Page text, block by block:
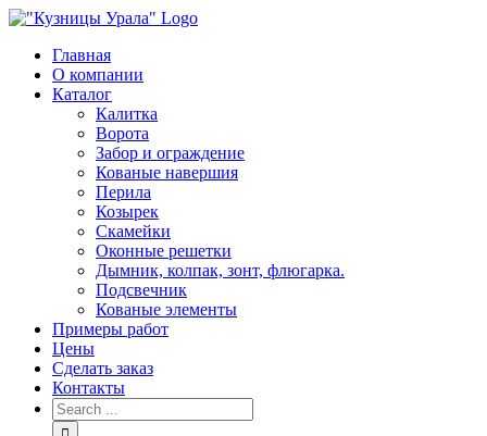
Skip
contentГлавная
О компании
Каталог
Калитка
Ворота
Забор и ограждение
Кованые навершия
Перила
Козырек
Скамейки
Оконные решетки
Дымник, колпак, зонт, флюгарка.
Подсвечник
Кованые элементы
Примеры работ
Цены
Сделать заказ
Контакты
Search
for: